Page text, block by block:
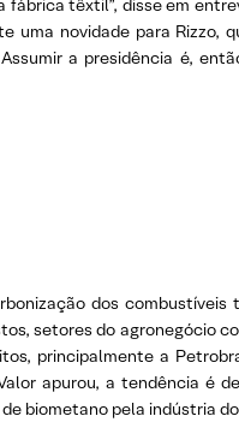
têxtil”, disse em
novidade para Rizzo,
a presidência é,
dos
setores do agronegócio
principalmente a
apurou, a tendência é
biometano pela indústria